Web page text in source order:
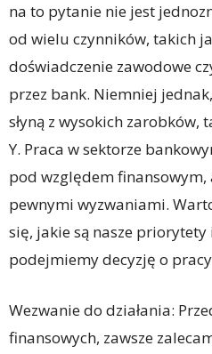
na to pytanie nie jest
od wielu czynników, takich
doświadczenie zawodowe
przez bank. Niemniej
słyną z wysokich zarobków,
Y. Praca w sektorze
pod względem finansowym,
pewnymi wyzwaniami.
się, jakie są nasze
podejmiemy decyzję o
Wezwanie do działania:
finansowych, zawsze